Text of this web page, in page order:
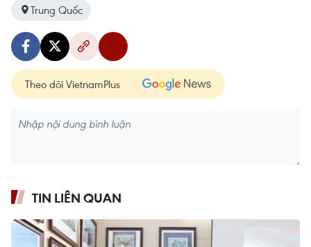
Trung Quốc
Theo dõi VietnamPlus
TIN LIÊN QUAN